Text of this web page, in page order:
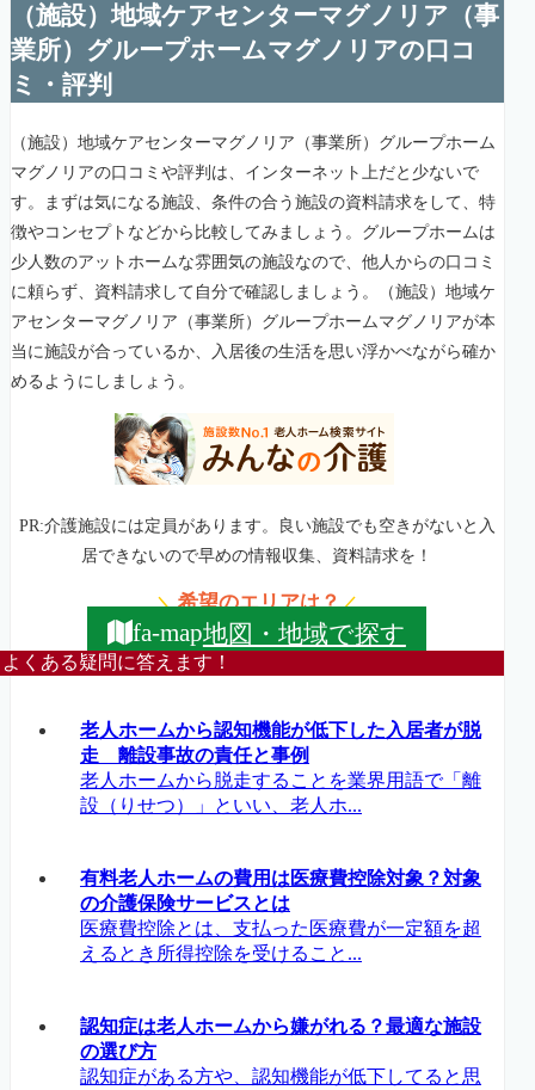
（施設）地域ケアセンターマグノリア（事
業所）グループホームマグノリアの口コ
ミ・評判
（施設）地域ケアセンターマグノリア（事業所）グループホーム
マグノリアの口コミや評判は、インターネット上だと少ないで
す。まずは気になる施設、条件の合う施設の資料請求をして、特
徴やコンセプトなどから比較してみましょう。グループホームは
少人数のアットホームな雰囲気の施設なので、他人からの口コミ
に頼らず、資料請求して自分で確認しましょう。（施設）地域ケ
アセンターマグノリア（事業所）グループホームマグノリアが本
当に施設が合っているか、入居後の生活を思い浮かべながら確か
めるようにしましょう。
PR:介護施設には定員があります。良い施設でも空きがないと入
居できないので早めの情報収集、資料請求を！
＼希望のエリアは？／
fa-map地図・地域で探す
よくある疑問に答えます！
老人ホームから認知機能が低下した入居者が脱
走 離設事故の責任と事例
老人ホームから脱走することを業界用語で「離
設（りせつ）」といい、老人ホ...
有料老人ホームの費用は医療費控除対象？対象
の介護保険サービスとは
医療費控除とは、支払った医療費が一定額を超
えるとき所得控除を受けること...
認知症は老人ホームから嫌がれる？最適な施設
の選び方
認知症がある方や、認知機能が低下してると思